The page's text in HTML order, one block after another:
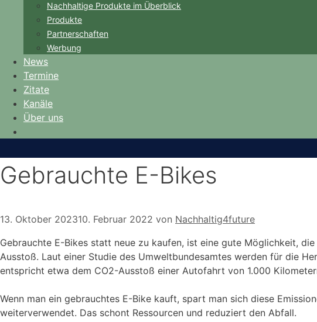
Nachhaltige Produkte im Überblick
Produkte
Partnerschaften
Werbung
News
Termine
Zitate
Kanäle
Über uns
Gebrauchte E-Bikes
13. Oktober 202310. Februar 2022 von Nachhaltig4future
Gebrauchte E-Bikes statt neue zu kaufen, ist eine gute Möglichkeit,
Ausstoß. Laut einer Studie des Umweltbundesamtes werden für die
entspricht etwa dem CO2-Ausstoß einer Autofahrt von 1.000
Wenn man ein gebrauchtes E-Bike kauft, spart man sich diese
weiterverwendet. Das schont Ressourcen und reduziert den Abfall.